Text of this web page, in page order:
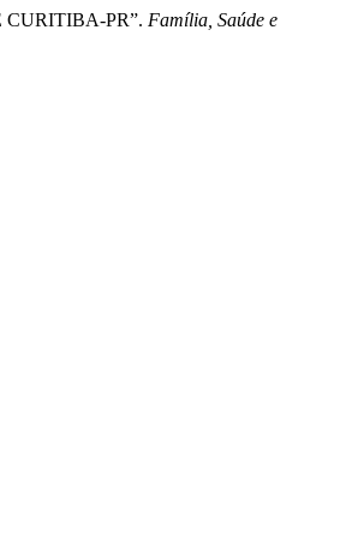
CURITIBA-PR”. Família, Saúde e